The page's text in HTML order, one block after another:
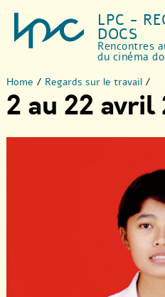
LPC -
DOCS
Rencontres
du cinéma
Home / Regards sur le travail /
2 au 22 avril